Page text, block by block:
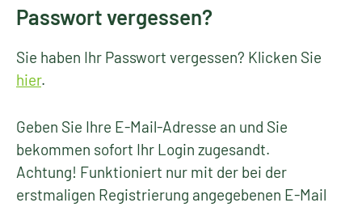
Passwort vergessen?
Sie haben Ihr Passwort vergessen? Klicken Sie
hier.
Geben Sie Ihre E-Mail-Adresse an und Sie
bekommen sofort Ihr Login zugesandt.
Achtung! Funktioniert nur mit der bei der
erstmaligen Registrierung angegebenen E-Mail